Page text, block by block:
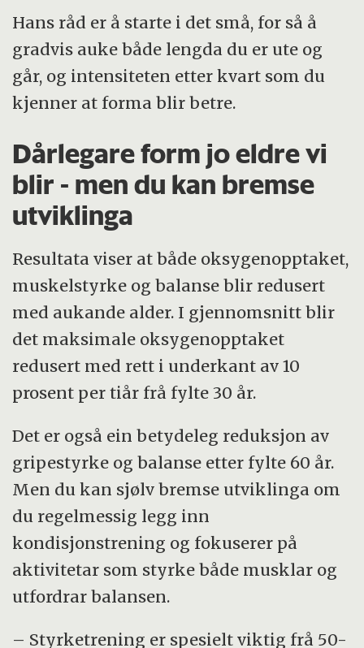
Hans råd er å starte i det små, for så å
gradvis auke både lengda du er ute og
går, og intensiteten etter kvart som du
kjenner at forma blir betre.
Dårlegare form jo eldre vi
blir - men du kan bremse
utviklinga
Resultata viser at både oksygenopptaket,
muskelstyrke og balanse blir redusert
med aukande alder. I gjennomsnitt blir
det maksimale oksygenopptaket
redusert med rett i underkant av 10
prosent per tiår frå fylte 30 år.
Det er også ein betydeleg reduksjon av
gripestyrke og balanse etter fylte 60 år.
Men du kan sjølv bremse utviklinga om
du regelmessig legg inn
kondisjonstrening og fokuserer på
aktivitetar som styrke både musklar og
utfordrar balansen.
– Styrketrening er spesielt viktig frå 50-